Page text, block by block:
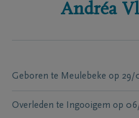
Andréa
Geboren te Meulebeke op 29/
Overleden te Ingooigem op